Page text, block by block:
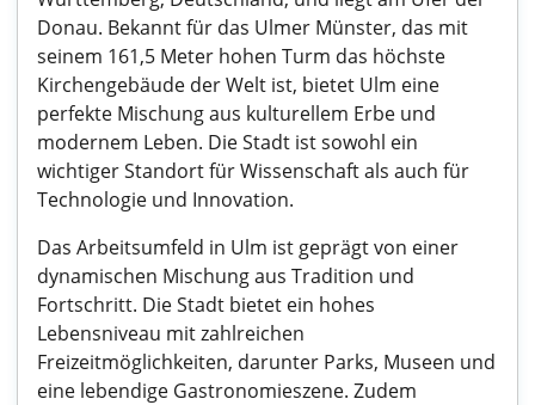
Donau. Bekannt für das Ulmer Münster, das mit
seinem 161,5 Meter hohen Turm das höchste
Kirchengebäude der Welt ist, bietet Ulm eine
perfekte Mischung aus kulturellem Erbe und
modernem Leben. Die Stadt ist sowohl ein
wichtiger Standort für Wissenschaft als auch für
Technologie und Innovation.
Das Arbeitsumfeld in Ulm ist geprägt von einer
dynamischen Mischung aus Tradition und
Fortschritt. Die Stadt bietet ein hohes
Lebensniveau mit zahlreichen
Freizeitmöglichkeiten, darunter Parks, Museen und
eine lebendige Gastronomieszene. Zudem